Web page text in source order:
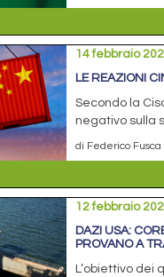
14 febbraio
LE REAZIONI
Secondo la
negativo sulla
di Federico Fusca
12 febbraio
DAZI USA:
PROVANO A
L’obiettivo dei